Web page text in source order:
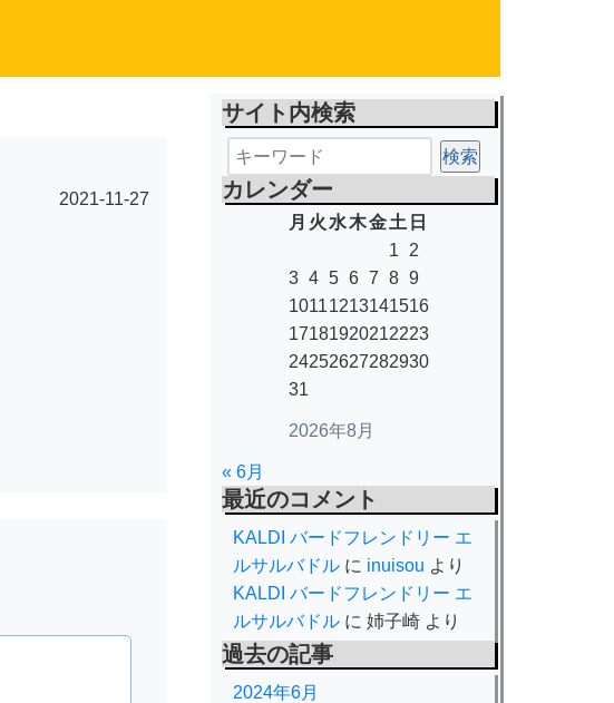
2021-11-27
サイト内検索
カレンダー
2026年8月
月 火 水木金 土 日
1
2
3 4 5 6 7 8 9
10111213141516
17181920212223
24252627282930
31
« 6月
最近のコメント
KALDI バードフレンドリー エ
ルサルバドル に inuisou より
KALDI バードフレンドリー エ
ルサルバドル に 姉子崎 より
過去の記事
2024年6月